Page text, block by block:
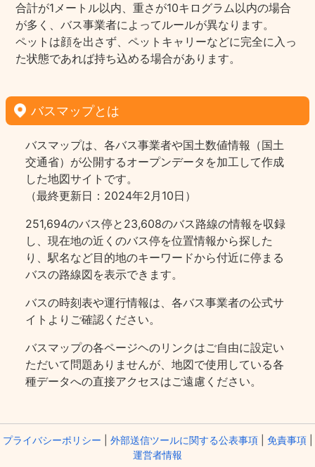
合計が1メートル以内、重さが10キログラム以内の場合
が多く、バス事業者によってルールが異なります。
ペットは顔を出さず、ペットキャリーなどに完全に入っ
た状態であれば持ち込める場合があります。
バスマップとは
バスマップは、各バス事業者や国土数値情報（国土
交通省）が公開するオープンデータを加工して作成
した地図サイトです。
（最終更新日：2024年2月10日）
251,694のバス停と23,608のバス路線の情報を収録
し、現在地の近くのバス停を位置情報から探した
り、駅名など目的地のキーワードから付近に停まる
バスの路線図を表示できます。
バスの時刻表や運行情報は、各バス事業者の公式サ
イトよりご確認ください。
バスマップの各ページヘのリンクはご自由に設定い
ただいて問題ありませんが、地図で使用している各
種データへの直接アクセスはご遠慮ください。
プライバシーポリシー 外部送信ツールに関する公表事項| 免責事項|
運営者情報